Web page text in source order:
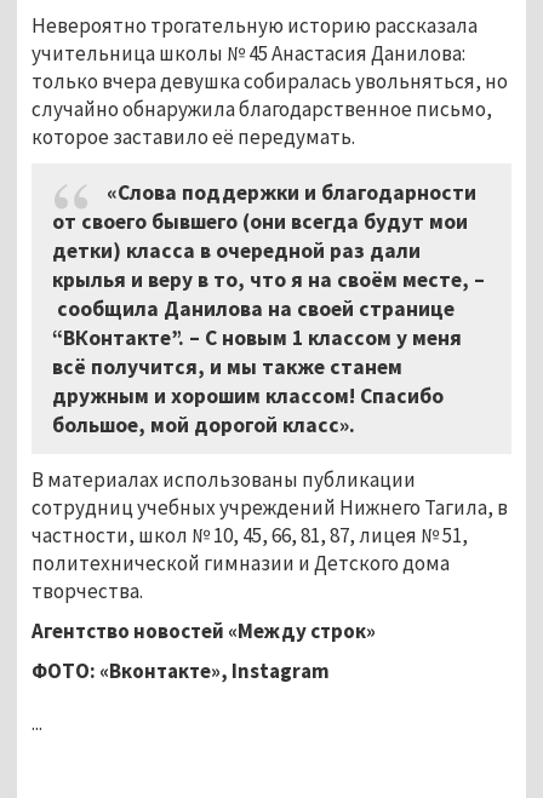
Невероятно трогательную историю рассказала
учительница школы № 45 Анастасия Данилова:
только вчера девушка собиралась увольняться, но
случайно обнаружила благодарственное письмо,
которое заставило её передумать.
«Слова поддержки и благодарности
от своего бывшего (они всегда будут мои
детки) класса в очередной раз дали
крылья и веру в то, что я на своём месте, –
сообщила Данилова на своей странице
“ВКонтакте”. – С новым 1 классом у меня
всё получится, и мы также станем
дружным и хорошим классом! Спасибо
большое, мой дорогой класс».
В материалах использованы публикации
сотрудниц учебных учреждений Нижнего Тагила, в
частности, школ № 10, 45, 66, 81, 87, лицея № 51,
политехнической гимназии и Детского дома
творчества.
Агентство новостей «Между строк»
ФОТО: «Вконтакте», Instagram
...